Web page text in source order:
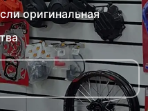
оригинальная